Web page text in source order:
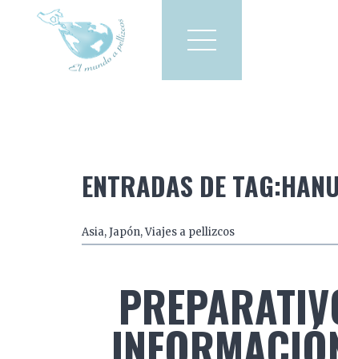
Viajes a pellizcos
ENTRADAS DE
Asia,Japón,Viajes a pellizcos